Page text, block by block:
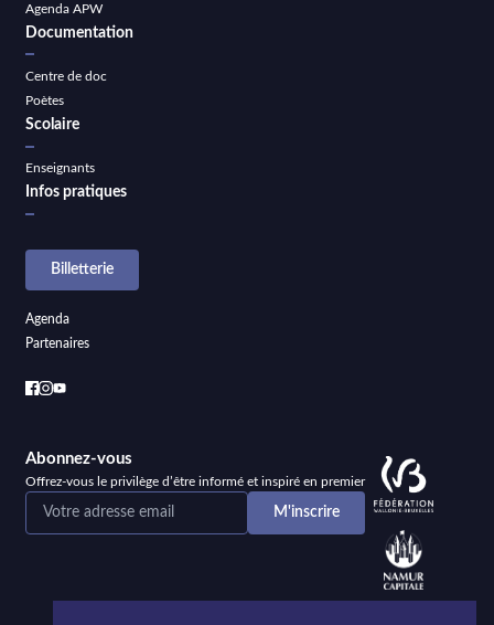
Agenda APW
Documentation
Centre de doc
Poètes
Scolaire
Enseignants
Infos pratiques
Billetterie
Agenda
Partenaires
Abonnez-vous
Offrez-vous le privilège d’être informé et inspiré en premier